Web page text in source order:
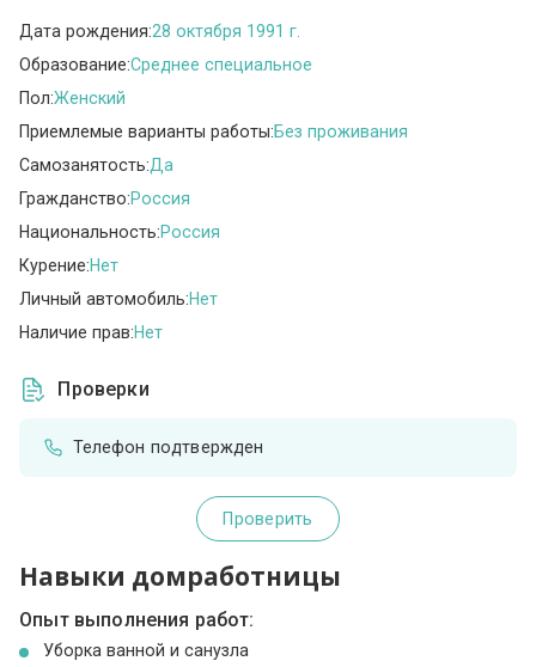
Дата рождения:28 октября 1991 г.
Образование:Среднее специальное
Пол:Женский
Приемлемые варианты работы:Без проживания
Самозанятость:Да
Гражданство:Россия
Национальность:Россия
Курение:Нет
Личный автомобиль:Нет
Наличие прав:Нет
Проверки
Телефон подтвержден
Проверить
Навыки домработницы
Опыт выполнения работ:
Уборка ванной и санузла